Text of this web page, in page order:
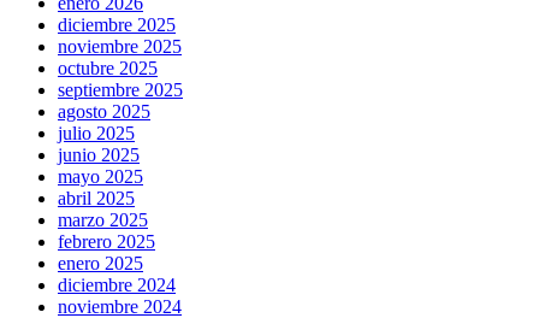
diciembre 2025
noviembre 2025
octubre 2025
septiembre 2025
agosto 2025
julio 2025
junio 2025
mayo 2025
abril 2025
marzo 2025
febrero 2025
enero 2025
diciembre 2024
noviembre 2024